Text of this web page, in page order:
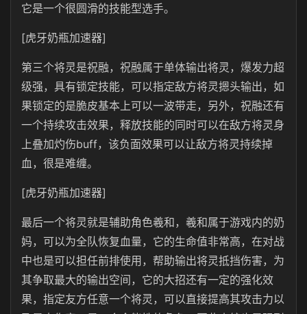
它是一个很圆滑的技能型选手。
[虎牙奶瓶加速器]
第三个将灵是祝融，祝融属于单体输出将灵，爆发力超
级强，具有锁定技能，可以指定敌方将灵摁头输出，如
果锁定的是脆皮基本上可以一波带走，另外，祝融还有
一个持续攻击效果，释放技能的同时可以在敌方将灵身
上叠加灼伤buff，该负面效果可以让敌方将灵持续掉
血，很是难缠。
[虎牙奶瓶加速器]
最后一个将灵就是辅助角色羲和，羲和属于游戏内的奶
妈，可以为全队恢复血量，它的生命值非常高，在对战
中也是可以担任前排使用，帮助输出将灵抵挡伤害，为
其争取最大的输出空间，它的大招还有一定的强化效
果，指定友方任意一个将灵，可以直接提高其攻击力以